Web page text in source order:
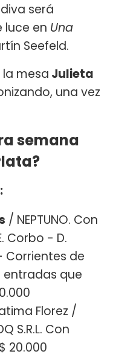
será
luce en Una
Seefeld.
mesa Julieta
una vez
semana
/ NEPTUNO. Con
Corbo - D.
Corrientes de
entradas que
Florez /
S.R.L. Con
20.000